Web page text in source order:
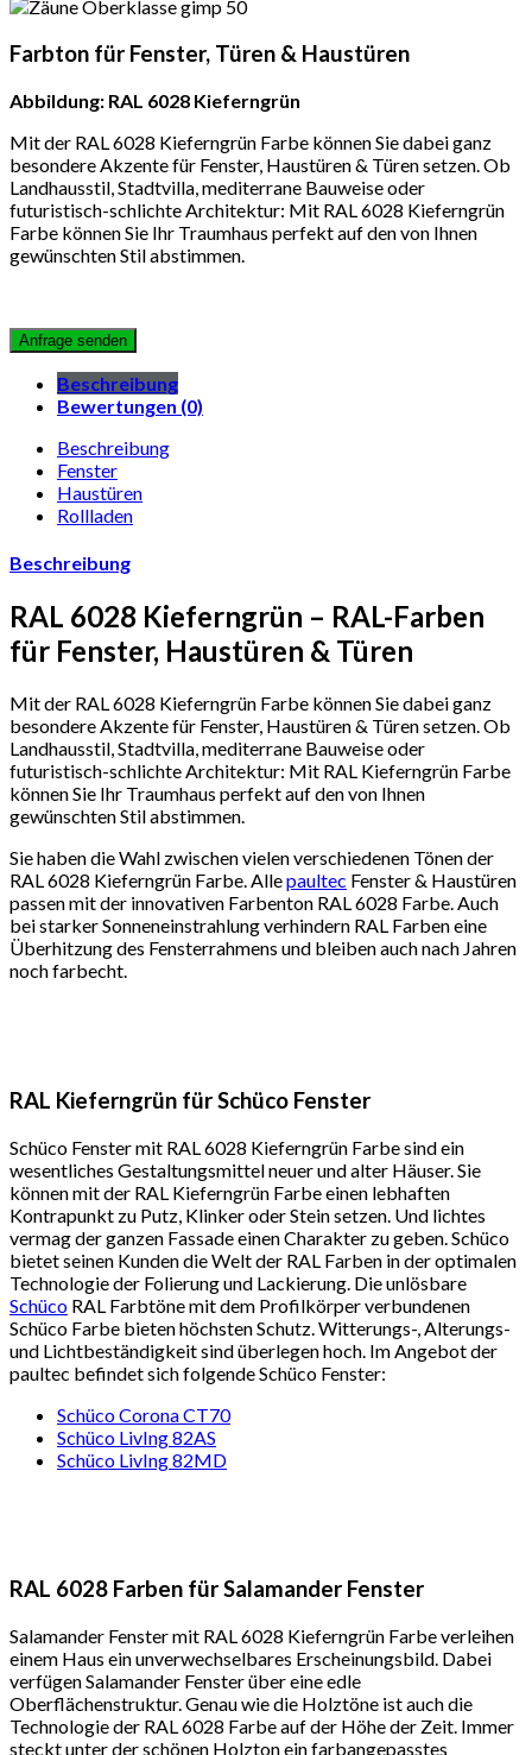
Farbton für Fenster, Türen & Haustüren
Abbildung: RAL 6028 Kieferngrün
Mit der RAL 6028 Kieferngrün Farbe können Sie dabei ganz
besondere Akzente für Fenster, Haustüren & Türen setzen. Ob
Landhausstil, Stadtvilla, mediterrane Bauweise oder
futuristisch-schlichte Architektur: Mit RAL 6028 Kieferngrün
Farbe können Sie Ihr Traumhaus perfekt auf den von Ihnen
gewünschten Stil abstimmen.
Beschreibung
Bewertungen (0)
Beschreibung
Fenster
Haustüren
Rollladen
Beschreibung
RAL 6028 Kieferngrün – RAL-Farben
für Fenster, Haustüren & Türen
Mit der RAL 6028 Kieferngrün Farbe können Sie dabei ganz
besondere Akzente für Fenster, Haustüren & Türen setzen. Ob
Landhausstil, Stadtvilla, mediterrane Bauweise oder
futuristisch-schlichte Architektur: Mit RAL Kieferngrün Farbe
können Sie Ihr Traumhaus perfekt auf den von Ihnen
gewünschten Stil abstimmen.
Sie haben die Wahl zwischen vielen verschiedenen Tönen der
RAL 6028 Kieferngrün Farbe. Allepaultec Fenster & Haustüren
passen mit der innovativen Farbenton RAL 6028 Farbe. Auch
bei starker Sonneneinstrahlung verhindern RAL Farben eine
Überhitzung des Fensterrahmens und bleiben auch nach Jahren
noch farbecht.
RAL Kieferngrün für Schüco Fenster
Schüco Fenster mit RAL 6028 Kieferngrün Farbe sind ein
wesentliches Gestaltungsmittel neuer und alter Häuser. Sie
können mit der RAL Kieferngrün Farbe einen lebhaften
Kontrapunkt zu Putz, Klinker oder Stein setzen. Und lichtes
vermag der ganzen Fassade einen Charakter zu geben. Schüco
bietet seinen Kunden die Welt der RAL Farben in der optimalen
Technologie der Folierung und Lackierung. Die unlösbare
Schüco RAL Farbtöne mit dem Profilkörper verbundenen
Schüco Farbe bieten höchsten Schutz. Witterungs-, Alterungs-
und Lichtbeständigkeit sind überlegen hoch. Im Angebot der
paultec befindet sich folgende Schüco Fenster:
Schüco Corona CT70
Schüco LivIng 82AS
Schüco LivIng 82MD
RAL 6028 Farben für Salamander Fenster
Salamander Fenster mit RAL 6028 Kieferngrün Farbe verleihen
einem Haus ein unverwechselbares Erscheinungsbild. Dabei
verfügen Salamander Fenster über eine edle
Oberflächenstruktur. Genau wie die Holztöne ist auch die
Technologie der RAL 6028 Farbe auf der Höhe der Zeit. Immer
steckt unter der schönen Holzton ein farbangepasstes